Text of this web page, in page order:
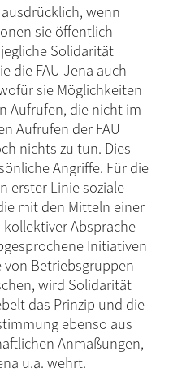
wenn
sie öffentlich
Solidarität
die FAU Jena auch
sie Möglichkeiten
Aufrufen, die nicht im
Aufrufen der FAU
nichts zu tun. Dies
Angriffe. Für die
erster Linie soziale
mit den Mitteln einer
Absprache
Initiativen
Betriebsgruppen
wird Solidarität
das Prinzip und die
ebenso aus
Anmaßungen,
u.a. wehrt.